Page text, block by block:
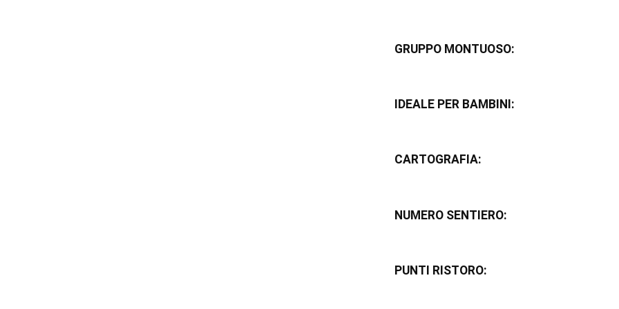
GRUPPO MONTUOSO:
IDEALE PER BAMBINI:
CARTOGRAFIA:
NUMERO SENTIERO:
PUNTI RISTORO: